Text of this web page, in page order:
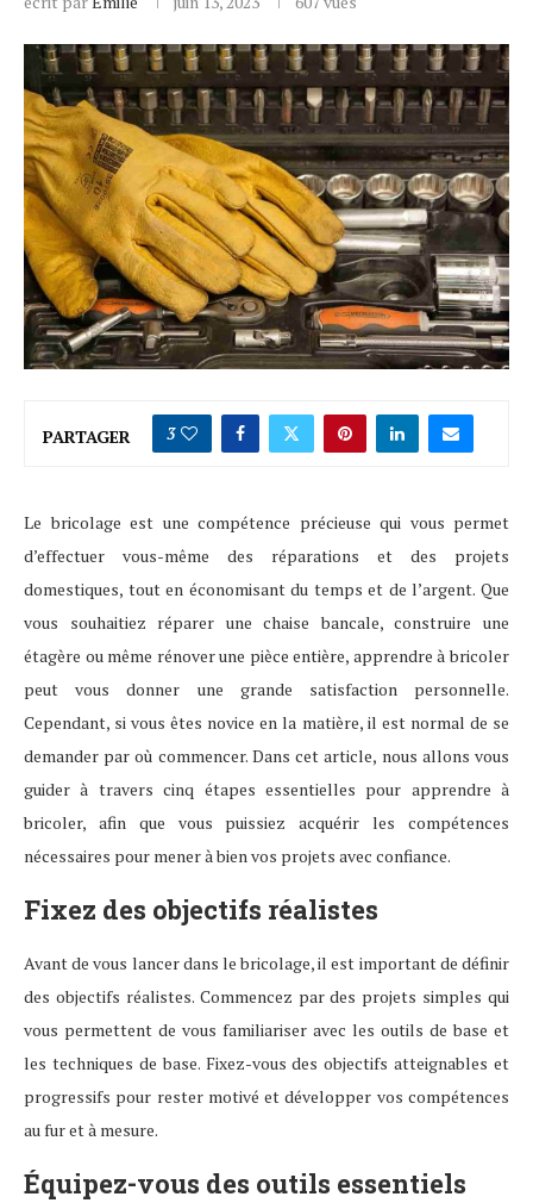
PARTAGER 3
Le bricolage est une compétence précieuse qui vous permet
d’effectuer vous-même des réparations et des projets
domestiques, tout en économisant du temps et de l’argent. Que
vous souhaitiez réparer une chaise bancale, construire une
étagère ou même rénover une pièce entière, apprendre à bricoler
peut vous donner une grande satisfaction personnelle.
Cependant, si vous êtes novice en la matière, il est normal de se
demander par où commencer. Dans cet article, nous allons vous
guider à travers cinq étapes essentielles pour apprendre à
bricoler, afin que vous puissiez acquérir les compétences
nécessaires pour mener à bien vos projets avec confiance.
Fixez des objectifs réalistes
Avant de vous lancer dans le bricolage, il est important de définir
des objectifs réalistes. Commencez par des projets simples qui
vous permettent de vous familiariser avec les outils de base et
les techniques de base. Fixez-vous des objectifs atteignables et
progressifs pour rester motivé et développer vos compétences
au fur et à mesure.
Équipez-vous des outils essentiels